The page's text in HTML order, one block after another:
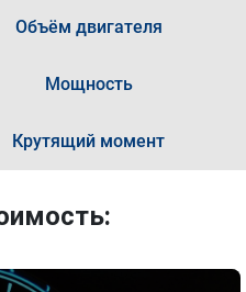
Объём двигателя
Мощность
Крутящий момент